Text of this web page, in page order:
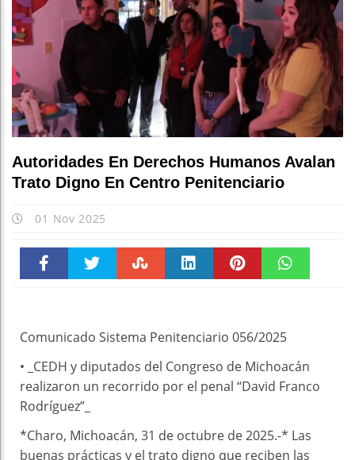
Autoridades En Derechos Humanos Avalan
Trato Digno En Centro Penitenciario
01 Nov 2025
Comunicado Sistema Penitenciario 056/2025
• _CEDH y diputados del Congreso de Michoacán
realizaron un recorrido por el penal “David Franco
Rodríguez”_
*Charo, Michoacán, 31 de octubre de 2025.-* Las
buenas prácticas y el trato digno que reciben las